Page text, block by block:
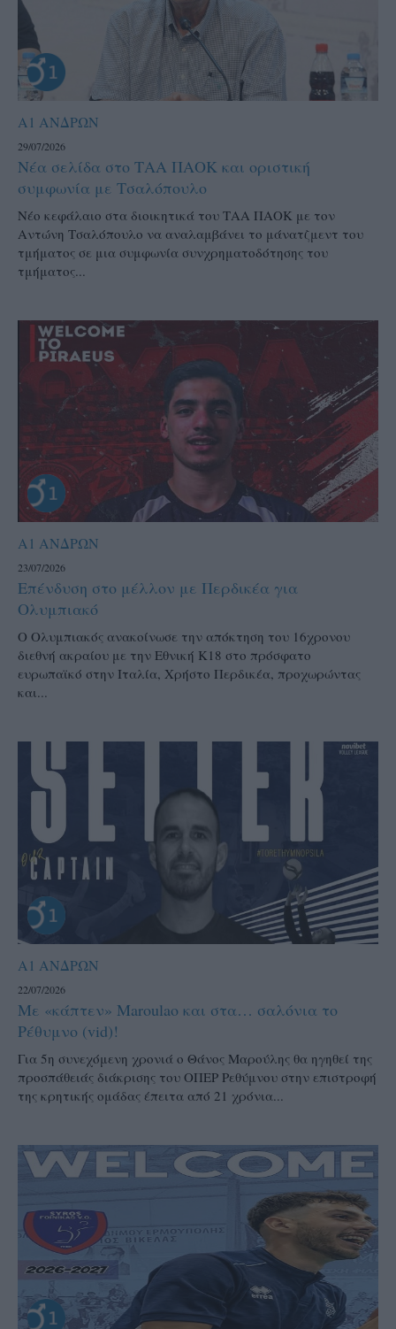
Α1 ΑΝΔΡΩΝ
29/07/2026
Νέα σελίδα στο ΤΑΑ ΠΑΟΚ και οριστική
συμφωνία με Τσαλόπουλο
Νέο κεφάλαιο στα διοικητικά του ΤΑΑ ΠΑΟΚ με τον
Αντώνη Τσαλόπουλο να αναλαμβάνει το μάνατζμεντ του
τμήματος σε μια συμφωνία συνχρηματοδότησης του
τμήματος...
Α1 ΑΝΔΡΩΝ
23/07/2026
Επένδυση στο μέλλον με Περδικέα για
Ολυμπιακό
Ο Ολυμπιακός ανακοίνωσε την απόκτηση του 16χρονου
διεθνή ακραίου με την Εθνική Κ18 στο πρόσφατο
ευρωπαϊκό στην Ιταλία, Χρήστο Περδικέα, προχωρώντας
και...
Α1 ΑΝΔΡΩΝ
22/07/2026
Με «κάπτεν» Maroulao και στα… σαλόνια το
Ρέθυμνο (vid)!
Για 5η συνεχόμενη χρονιά ο Θάνος Μαρούλης θα ηγηθεί της
προσπάθειάς διάκρισης του ΟΠΕΡ Ρεθύμνου στην επιστροφή
της κρητικής ομάδας έπειτα από 21 χρόνια...